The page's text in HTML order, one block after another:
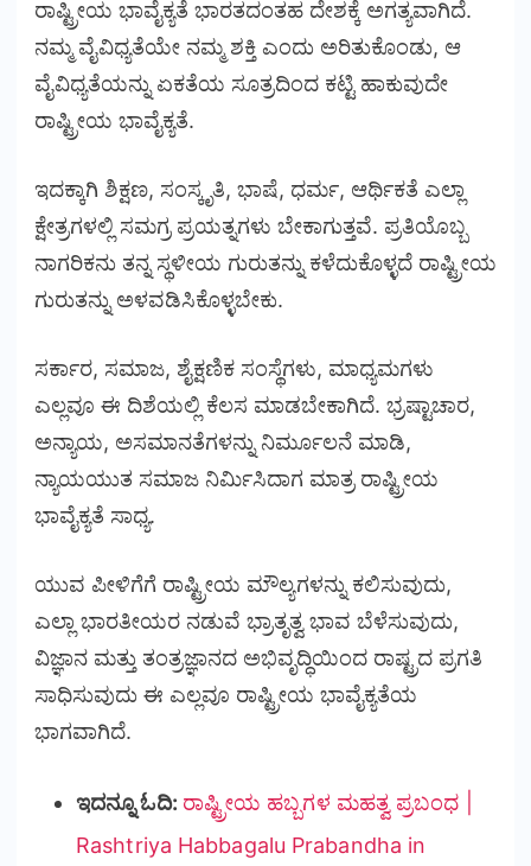
ರಾಷ್ಟ್ರೀಯ ಭಾವೈಕ್ಯತೆ ಭಾರತದಂತಹ ದೇಶಕ್ಕೆ ಅಗತ್ಯವಾಗಿದೆ.
ನಮ್ಮ ವೈವಿಧ್ಯತೆಯೇ ನಮ್ಮ ಶಕ್ತಿ ಎಂದು ಅರಿತುಕೊಂಡು, ಆ
ವೈವಿಧ್ಯತೆಯನ್ನು ಏಕತೆಯ ಸೂತ್ರದಿಂದ ಕಟ್ಟಿ ಹಾಕುವುದೇ
ರಾಷ್ಟ್ರೀಯ ಭಾವೈಕ್ಯತೆ.
ಇದಕ್ಕಾಗಿ ಶಿಕ್ಷಣ, ಸಂಸ್ಕೃತಿ, ಭಾಷೆ, ಧರ್ಮ, ಆರ್ಥಿಕತೆ ಎಲ್ಲಾ
ಕ್ಷೇತ್ರಗಳಲ್ಲಿ ಸಮಗ್ರ ಪ್ರಯತ್ನಗಳು ಬೇಕಾಗುತ್ತವೆ. ಪ್ರತಿಯೊಬ್ಬ
ನಾಗರಿಕನು ತನ್ನ ಸ್ಥಳೀಯ ಗುರುತನ್ನು ಕಳೆದುಕೊಳ್ಳದೆ ರಾಷ್ಟ್ರೀಯ
ಗುರುತನ್ನು ಅಳವಡಿಸಿಕೊಳ್ಳಬೇಕು.
ಸರ್ಕಾರ, ಸಮಾಜ, ಶೈಕ್ಷಣಿಕ ಸಂಸ್ಥೆಗಳು, ಮಾಧ್ಯಮಗಳು
ಎಲ್ಲವೂ ಈ ದಿಶೆಯಲ್ಲಿ ಕೆಲಸ ಮಾಡಬೇಕಾಗಿದೆ. ಭ್ರಷ್ಟಾಚಾರ,
ಅನ್ಯಾಯ, ಅಸಮಾನತೆಗಳನ್ನು ನಿರ್ಮೂಲನೆ ಮಾಡಿ,
ನ್ಯಾಯಯುತ ಸಮಾಜ ನಿರ್ಮಿಸಿದಾಗ ಮಾತ್ರ ರಾಷ್ಟ್ರೀಯ
ಭಾವೈಕ್ಯತೆ ಸಾಧ್ಯ.
ಯುವ ಪೀಳಿಗೆಗೆ ರಾಷ್ಟ್ರೀಯ ಮೌಲ್ಯಗಳನ್ನು ಕಲಿಸುವುದು,
ಎಲ್ಲಾ ಭಾರತೀಯರ ನಡುವೆ ಭ್ರಾತೃತ್ವ ಭಾವ ಬೆಳೆಸುವುದು,
ವಿಜ್ಞಾನ ಮತ್ತು ತಂತ್ರಜ್ಞಾನದ ಅಭಿವೃದ್ಧಿಯಿಂದ ರಾಷ್ಟ್ರದ ಪ್ರಗತಿ
ಸಾಧಿಸುವುದು ಈ ಎಲ್ಲವೂ ರಾಷ್ಟ್ರೀಯ ಭಾವೈಕ್ಯತೆಯ
ಭಾಗವಾಗಿದೆ.
ಇದನ್ನೂ ಓದಿ: ರಾಷ್ಟ್ರೀಯ ಹಬ್ಬಗಳ ಮಹತ್ವ ಪ್ರಬಂಧ |
Rashtriya Habbagalu Prabandha in